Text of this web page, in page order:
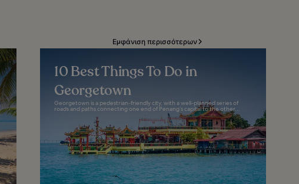
Εμφάνιση περισσότερων
10 Best Things To Do in
Georgetown
Georgetown is a pedestrian-friendly city, with a well-planned series of
roads and paths connecting one end of Penang’s capital to the other...